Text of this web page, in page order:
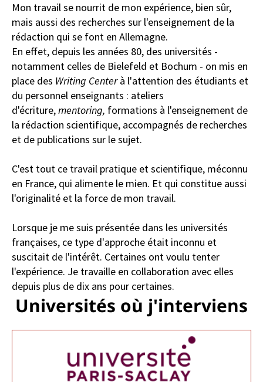
Mon travail se nourrit de mon expérience, bien sûr,
mais aussi des recherches sur l'enseignement de la
rédaction qui se font en Allemagne.
En effet, depuis les années 80, des universités -
notamment celles de Bielefeld et Bochum - on mis en
place des Writing Centerà l'attention des étudiants et
du personnel enseignants : ateliers
d'écriture,mentoring, formations à l'enseignement de
la rédaction scientifique, accompagnés de recherches
et de publications sur le sujet.
C'est tout ce travail pratique et scientifique, méconnu
en France, qui alimente le mien. Et qui constitue aussi
l'originalité et la force de mon travail.
Lorsque je me suis présentée dans les universités
françaises, ce type d'approche était inconnu et
suscitait de l'intérêt. Certaines ont voulu tenter
l'expérience. Je travaille en collaboration avec elles
depuis plus de dix ans pour certaines.
Universités où j'interviens